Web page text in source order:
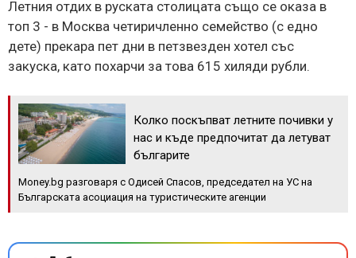
Летния отдих в руската столицата също се оказа в
топ 3 - в Москва четиричленно семейство (с едно
дете) прекара пет дни в петзвезден хотел със
закуска, като похарчи за това 615 хиляди рубли.
Колко поскъпват летните почивки у
нас и къде предпочитат да летуват
българите
Money.bg разговаря с Одисей Спасов, председател на УС на
Българската асоциация на туристическите агенции